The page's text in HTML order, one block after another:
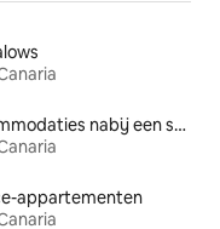
Accommodaties nabij een strand
appartementen